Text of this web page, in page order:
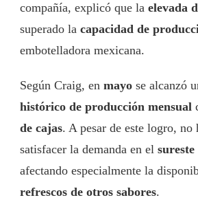
compañía, explicó que la elevada
superado la capacidad de
embotelladora mexicana.
Según Craig, en mayo se alcanzó
histórico de producción mensual
de cajas. A pesar de este logro, no
satisfacer la demanda en el
afectando especialmente la
refrescos de otros sabores.